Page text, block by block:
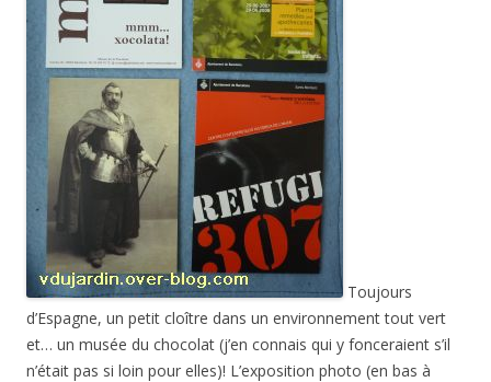
Toujours
d’Espagne, un petit cloître dans un environnement tout vert
et… un musée du chocolat (j’en connais qui y fonceraient s’il
n’était pas si loin pour elles)! L’exposition photo (en bas à